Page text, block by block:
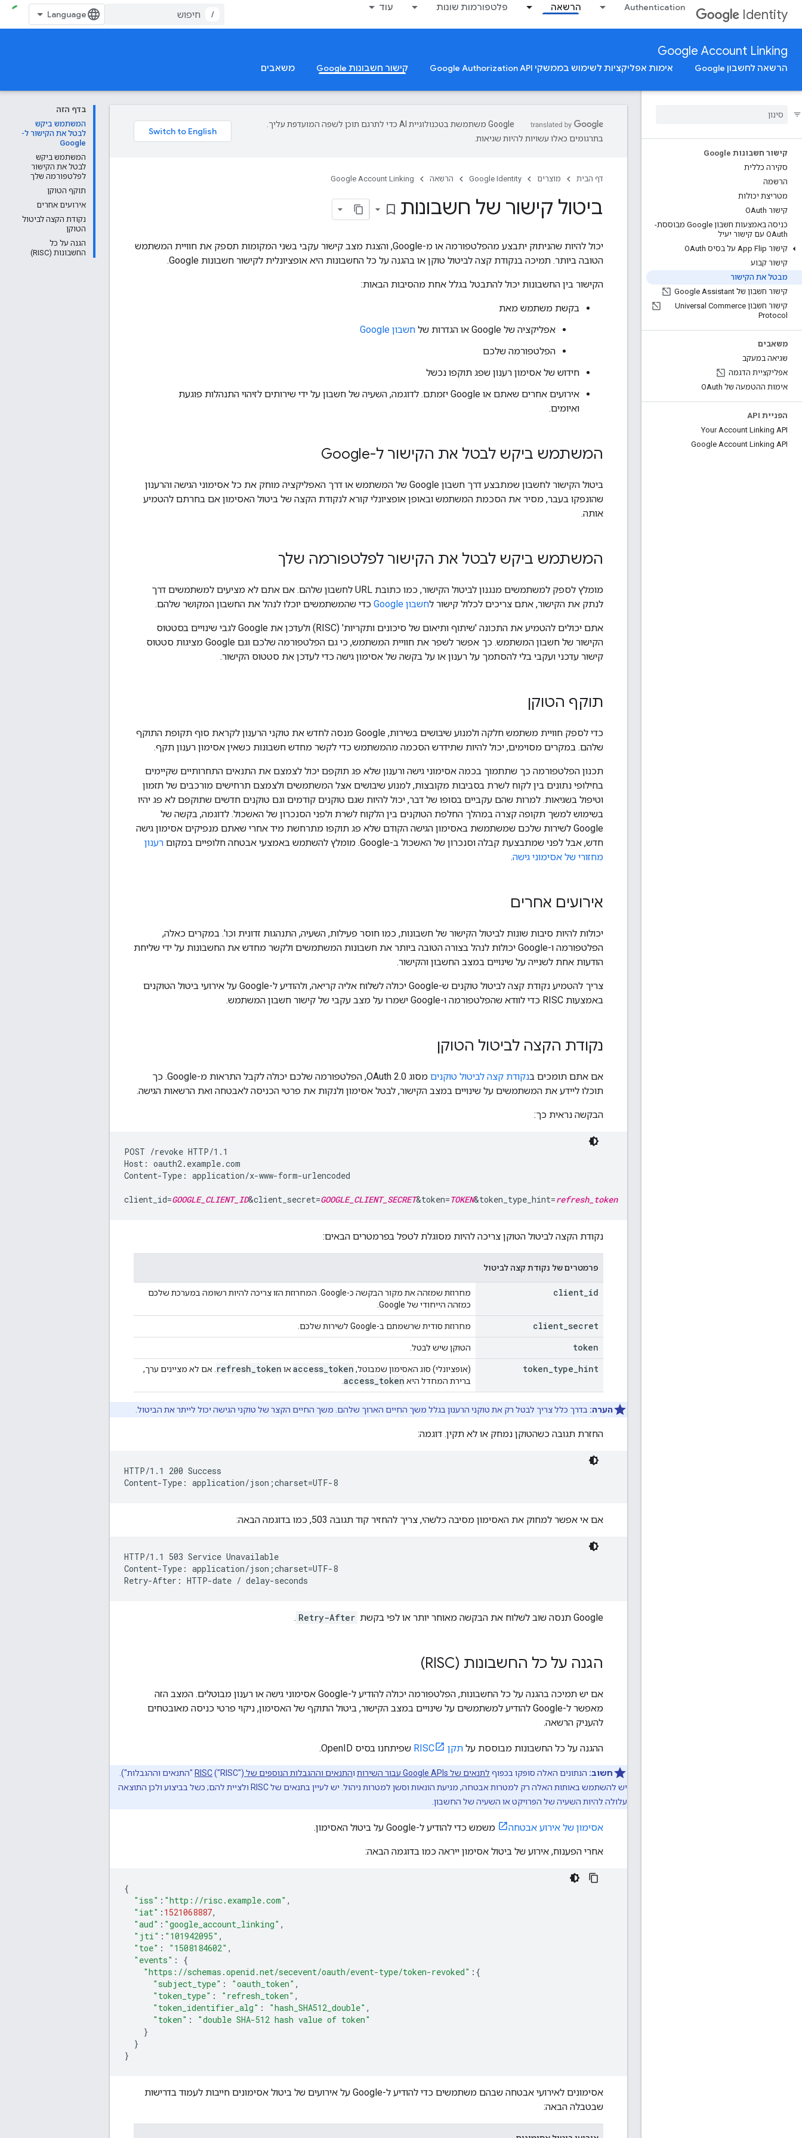
Identity
Authentication הרשאה פלטפורמות שונות עוד
/
Google Account Linking
הרשאה לחשבון Google אימות אפליקציות לשימוש בממשקי Google Authorization API קישור חשבונות Google משאבים
קישור חשבונות Google
סקירה כללית
הרשמה
מטריצת יכולות
קישור OAuth
כניסה באמצעות חשבון Google מבוססת-
OAuth עם קישור יעיל
קישור App Flip על בסיס OAuth
קישור קבוע
מבטל את הקישור
קישור חשבון של Google Assistant
קישור חשבון Universal Commerce
Protocol
משאבים
שגיאה במעקב
אפליקציית הדגמה
אימות ההטמעה של OAuth
הפניית API
Your Account Linking API
Google Account Linking API
בדף הזה
המשתמש ביקש
לבטל את הקישור ל-
Google
המשתמש ביקש
לבטל את הקישור
לפלטפורמה שלך
תוקף הטוקן
אירועים אחרים
נקודת הקצה לביטול
הטוקן
הגנה על כל
החשבונות (RISC)
‫Google משתמשת בטכנולוגיית AI כדי לתרגם תוכן לשפה המועדפת עליך.
בתרגומים כאלו עשויות להיות שגיאות.
דף הבית מוצרים Google Identity הרשאה Google Account Linking
ביטול קישור של חשבונות bookmark_border
יכול להיות שהניתוק יתבצע מהפלטפורמה או מ-Google, והצגת מצב קישור עקבי בשני המקומות תספק את חוויית המשתמש
הטובה ביותר. תמיכה בנקודת קצה לביטול טוקן או בהגנה על כל החשבונות היא אופציונלית לקישור חשבונות Google.
הקישור בין החשבונות יכול להתבטל בגלל אחת מהסיבות הבאות:
בקשת משתמש מאת
אפליקציה של Google או הגדרות של
חשבון Google
הפלטפורמה שלכם
חידוש של אסימון רענון שפג תוקפו נכשל
אירועים אחרים שאתם או Google יזמתם. לדוגמה, השעיה של חשבון על ידי שירותים לזיהוי התנהלות פוגעת
ואיומים.
המשתמש ביקש לבטל את הקישור ל-Google
ביטול הקישור לחשבון שמתבצע דרך חשבון Google של המשתמש או דרך האפליקציה מוחק את כל אסימוני הגישה והרענון
שהונפקו בעבר, מסיר את הסכמת המשתמש ובאופן אופציונלי קורא לנקודת הקצה של ביטול האסימון אם בחרתם להטמיע
אותה.
המשתמש ביקש לבטל את הקישור לפלטפורמה שלך
מומלץ לספק למשתמשים מנגנון לביטול הקישור, כמו כתובת URL לחשבון שלהם. אם אתם לא מציעים למשתמשים דרך
לנתק את הקישור, אתם צריכים לכלול קישור לחשבון Google כדי שהמשתמשים יוכלו לנהל את החשבון המקושר שלהם.
אתם יכולים להטמיע את התכונה 'שיתוף ותיאום של סיכונים ותקריות' (RISC) ולעדכן את Google לגבי שינויים בסטטוס
הקישור של חשבון המשתמש. כך אפשר לשפר את חוויית המשתמש, כי גם הפלטפורמה שלכם וגם Google מציגות סטטוס
קישור עדכני ועקבי בלי להסתמך על רענון או על בקשה של אסימון גישה כדי לעדכן את סטטוס הקישור.
תוקף הטוקן
כדי לספק חוויית משתמש חלקה ולמנוע שיבושים בשירות, Google מנסה לחדש את טוקני הרענון לקראת סוף תקופת התוקף
שלהם. במקרים מסוימים, יכול להיות שתידרש הסכמה מהמשתמש כדי לקשר מחדש חשבונות כשאין אסימון רענון תקף.
תכנון הפלטפורמה כך שתתמוך בכמה אסימוני גישה ורענון שלא פג תוקפם יכול לצמצם את התנאים התחרותיים שקיימים
בחילופי נתונים בין לקוח לשרת בסביבות מקובצות, למנוע שיבושים אצל המשתמשים ולצמצם תרחישים מורכבים של תזמון
וטיפול בשגיאות. למרות שהם עקביים בסופו של דבר, יכול להיות שגם טוקנים קודמים וגם טוקנים חדשים שתוקפם לא פג יהיו
בשימוש למשך תקופה קצרה במהלך החלפת הטוקנים בין הלקוח לשרת ולפני הסנכרון של האשכול. לדוגמה, בקשה של
Google לשירות שלכם שמשתמשת באסימון הגישה הקודם שלא פג תוקפו מתרחשת מיד אחרי שאתם מנפיקים אסימון גישה
חדש, אבל לפני שמתבצעת קבלה וסנכרון של האשכול ב-Google. מומלץ להשתמש באמצעי אבטחה חלופיים במקום
רענון
מחזורי של אסימוני גישה.
אירועים אחרים
יכולות להיות סיבות שונות לביטול הקישור של חשבונות, כמו חוסר פעילות, השעיה, התנהגות זדונית וכו'. במקרים כאלה,
הפלטפורמה ו-Google יכולות לנהל בצורה הטובה ביותר את חשבונות המשתמשים ולקשר מחדש את החשבונות על ידי שליחת
הודעות אחת לשנייה על שינויים במצב החשבון והקישור.
צריך להטמיע נקודת קצה לביטול טוקנים ש-Google יכולה לשלוח אליה קריאה, ולהודיע ל-Google על אירועי ביטול הטוקנים
באמצעות RISC כדי לוודא שהפלטפורמה ו-Google ישמרו על מצב עקבי של קישור חשבון המשתמש.
נקודת הקצה לביטול הטוקן
אם אתם תומכים בנקודת קצה לביטול טוקנים
מסוג OAuth 2.0, הפלטפורמה שלכם יכולה לקבל התראות מ-Google. כך
תוכלו ליידע את המשתמשים על שינויים במצב הקישור, לבטל אסימון ולנקות את פרטי הכניסה לאבטחה ואת הרשאות הגישה.
הבקשה נראית כך:
POST /revoke HTTP/1.1
Host: oauth2.example.com
Content-Type: application/x-www-form-urlencoded
client_id=GOOGLE_CLIENT_ID&client_secret=GOOGLE_CLIENT_SECRET&token=TOKEN&token_type_hint=refresh_token
נקודת הקצה לביטול הטוקן צריכה להיות מסוגלת לטפל בפרמטרים הבאים:
פרמטרים של נקודת קצה לביטול
client id
מחרוזת שמזהה את מקור הבקשה כ-Google. המחרוזת הזו צריכה להיות רשומה במערכת שלכם
כמזהה הייחודי של Google.
client secret מחרוזת סודית שרשמתם ב-Google לשירות שלכם.
token הטוקן שיש לבטל.
token type hint (אופציונלי) סוג האסימון שמבוטל, access token או refresh token
. אם לא מציינים ערך,
ברירת המחדל היא
access token
הערה: בדרך כלל צריך לבטל רק את טוקני הרענון בגלל משך החיים הארוך שלהם. משך החיים הקצר של טוקני הגישה יכול לייתר את הביטול.
החזרת תגובה כשהטוקן נמחק או לא תקין. דוגמה:
HTTP/1.1 200 Success
אם אי אפשר למחוק את האסימון מסיבה כלשהי, צריך להחזיר קוד תגובה 503, כמו בדוגמה הבאה:
HTTP/1.1 503 Service Unavailable
Content-Type: application/json;charset=UTF-8
‫Google תנסה שוב לשלוח את הבקשה מאוחר יותר או לפי בקשת Retry-After
.
הגנה על כל החשבונות (RISC)
אם יש תמיכה בהגנה על כל החשבונות, הפלטפורמה יכולה להודיע ל-Google אסימוני גישה או רענון מבוטלים. המצב הזה
מאפשר ל-Google להודיע למשתמשים על שינויים במצב הקישור, ביטול התוקף של האסימון, ניקוי פרטי כניסה מאובטחים
להעניק הרשאה.
ההגנה על כל החשבונות מבוססת על תקן RISC שפיתחנו בסיס OpenID.
חשוב: הנתונים האלה סופקו בכפוף לתנאים של Google APIs עבור השירות והתנאים וההגבלות הנוספים של RISC
("RISC") "התנאים וההגבלות").
יש להשתמש באותות האלה רק למטרות אבטחה, מניעת הונאות וסשן למטרות ניהול. יש לעיין בתנאים של RISC ולציית להם; כשל בביצוע ולכן התוצאה
עלולה להיות השעיה של הפרויקט או השעיה של החשבון.
אסימון של אירוע אבטחה משמש כדי להודיע ל-Google על ביטול האסימון.
אחרי הפענוח, אירוע של ביטול אסימון ייראה כמו בדוגמה הבאה:
{
"iss" : "http://risc.example.com" ,
"iat" : 1521068887,
"aud" : "google_account_linking" ,
"jti" : "101942095" ,
"toe" : "1508184602" ,
"events" :
{
"https://schemas.openid.net/secevent/oauth/event-type/token-revoked" : {
"subject_type" : "oauth_token" ,
"token_type" : "refresh_token" ,
"token_identifier_alg" : "hash_SHA512_double" ,
"token" :
"double SHA-512 hash value of token"
}
}
}
אסימונים לאירועי אבטחה שבהם משתמשים כדי להודיע ל-Google על אירועים של ביטול אסימונים חייבות לעמוד בדרישות
שבטבלה הבאה: